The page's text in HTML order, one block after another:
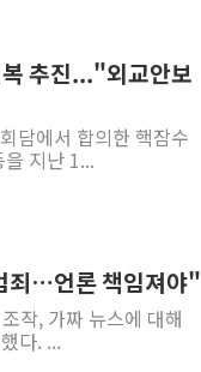
추진..."외교안보
담에서 합의한 핵잠수
지난 1...
죄…언론 책임져야"
작, 가짜 뉴스에 대해
다. ...